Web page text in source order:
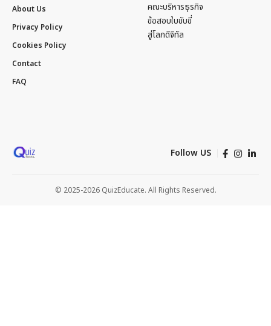
About Us
Privacy Policy
Cookies Policy
Contact
FAQ
คณะบริหารธุรกิจ
ข้อสอบใบขับขี่
สู่โลกดิจิทัล
Follow US
© 2025-2026 QuizEducate. All Rights Reserved.